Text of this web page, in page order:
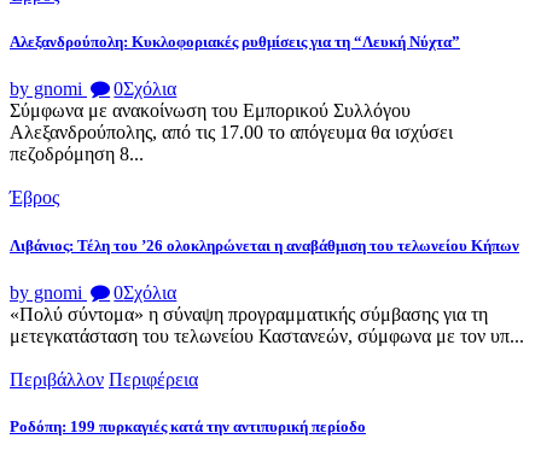
Αλεξανδρούπολη: Κυκλοφοριακές ρυθμίσεις για τη “Λευκή Νύχτα”
by gnomi 0Σχόλια
Σύμφωνα με ανακοίνωση του Εμπορικού Συλλόγου
Αλεξανδρούπολης, από τις 17.00 το απόγευμα θα ισχύσει
πεζοδρόμηση 8...
Έβρος
Λιβάνιος: Τέλη του ’26 ολοκληρώνεται η αναβάθμιση του τελωνείου Κήπων
by gnomi 0Σχόλια
«Πολύ σύντομα» η σύναψη προγραμματικής σύμβασης για τη
μετεγκατάσταση του τελωνείου Καστανεών, σύμφωνα με τον υπ...
Περιβάλλον Περιφέρεια
Ροδόπη: 199 πυρκαγιές κατά την αντιπυρική περίοδο